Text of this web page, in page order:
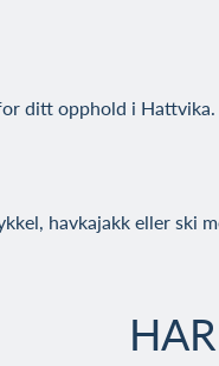
ditt opphold i Hattvika.
havkajakk eller ski